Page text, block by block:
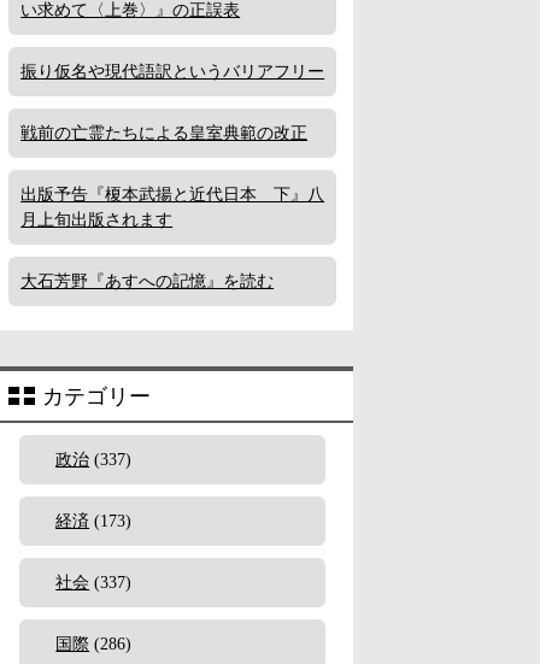
い求めて〈上巻〉』の正誤表
振り仮名や現代語訳というバリアフリー
戦前の亡霊たちによる皇室典範の改正
出版予告『榎本武揚と近代日本 下』八
月上旬出版されます
大石芳野『あすへの記憶』を読む
カテゴリー
政治 (337)
経済 (173)
社会 (337)
国際 (286)